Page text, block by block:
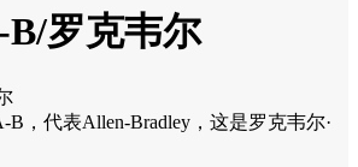
B/罗克韦尔
B，代表Allen-Bradley，这是罗克韦尔·